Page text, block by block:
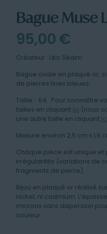
Bague Muse
95,00€
Créateur : Léo Sédim
Bague ovale en plaqué or,
de pierres fines bleues.
Taille : 54. Pour connaître
tailles en cliquant ici (nous
une autre taille en cliquant ici
Mesure environ 2,5 cm x 1,6
Chaque pièce est unique
irrégularités (variations de
fragments de pierre).
Bijou en plaqué or réalisé
nickel, ni cadmium.
microns sans dispersion
couleur.